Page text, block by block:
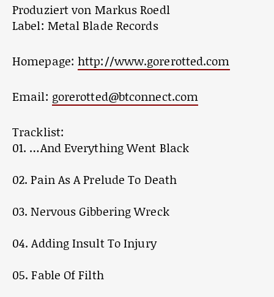
Produziert von Markus Roedl
Label: Metal Blade Records
Homepage: http://www.gorerotted.com
Email: gorerotted@btconnect.com
Tracklist:
01. …And Everything Went Black
02. Pain As A Prelude To Death
03. Nervous Gibbering Wreck
04. Adding Insult To Injury
05. Fable Of Filth